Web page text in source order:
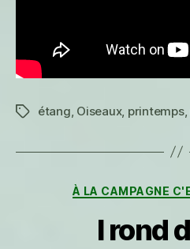
Étiquettes
étang Oiseaux, printemps,
À LA CAMPAGNE
I rond